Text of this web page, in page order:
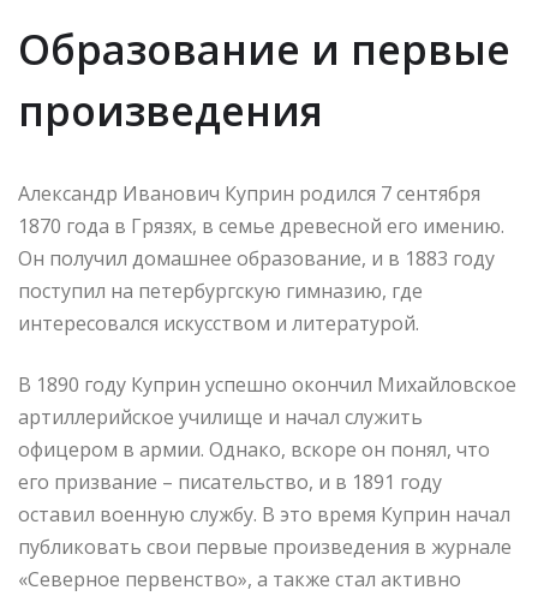
Образование и первые
произведения
Александр Иванович Куприн родился 7 сентября
1870 года в Грязях, в семье древесной его имению.
Он получил домашнее образование, и в 1883 году
поступил на петербургскую гимназию, где
интересовался искусством и литературой.
В 1890 году Куприн успешно окончил Михайловское
артиллерийское училище и начал служить
офицером в армии. Однако, вскоре он понял, что
его призвание – писательство, и в 1891 году
оставил военную службу. В это время Куприн начал
публиковать свои первые произведения в журнале
«Северное первенство», а также стал активно